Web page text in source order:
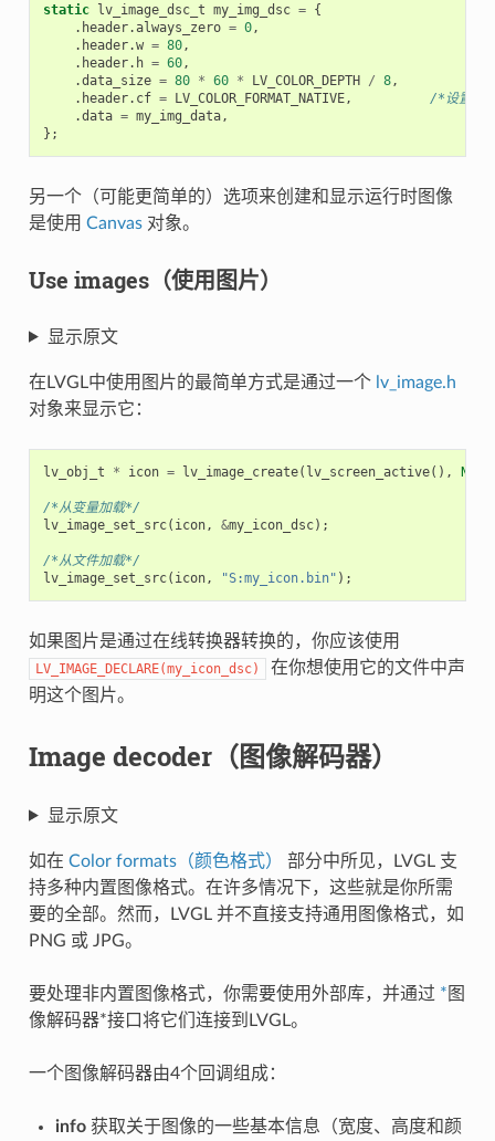
static lv_image_dsc_t my_img_dsc = {
. header.always_zero = 0,
. header.w = 80,
. header. h = 60,
.data_size = 80 * 60 * LV_COLOR_DEPTH / 8,
. header. cf = LV_COLOR_FORMAT_NATIVE,
/*设置颜
.data = my_img_data,
};
另一个（可能更简单的）选项来创建和显示运行时图像
是使用 Canvas对象。
Use images（使用图片）
显示原文
在LVGL中使用图片的最简单方式是通过一个 lv_image.h
对象来显示它：
lv_obj_t * icon = lv_image_create( lv_screen_active(), NULL
/*从变量加载*/
lv_image_set_src( icon, &my_icon_dsc);
/*从文件加载*/
lv_image_set_src( icon, "S:my_icon.bin" );
如果图片是通过在线转换器转换的，你应该使用
LV_IMAGE_DECLARE(my_icon_dsc)
在你想使用它的文件中声
明这个图片。
Image decoder（图像解码器）
显示原文
如在 Color formats（颜色格式）
部分中所见，LVGL 支
持多种内置图像格式。在许多情况下，这些就是你所需
要的全部。然而，LVGL 并不直接支持通用图像格式，如
PNG 或 JPG。
要处理非内置图像格式，你需要使用外部库，并通过 * 图
像解码器*接口将它们连接到LVGL。
一个图像解码器由4个回调组成：
info获取关于图像的一些基本信息（宽度、高度和颜